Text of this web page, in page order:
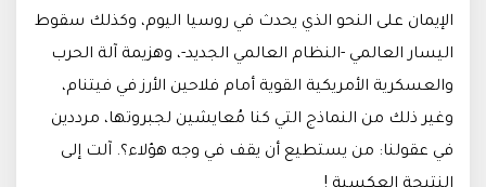
الإيمان على النحو الذي يحدث في روسيا اليوم، وكذلك سقوط
اليسار العالمي -النظام العالمي الجديد-، وهزيمة آلة الحرب
والعسكرية الأمريكية القوية أمام فلاحين الأرز في فيتنام،
وغير ذلك من النماذج التي كنا مُعايشين لجبروتها، مرددين
في عقولنا: من يستطيع أن يقف في وجه هؤلاء؟. آلت إلى